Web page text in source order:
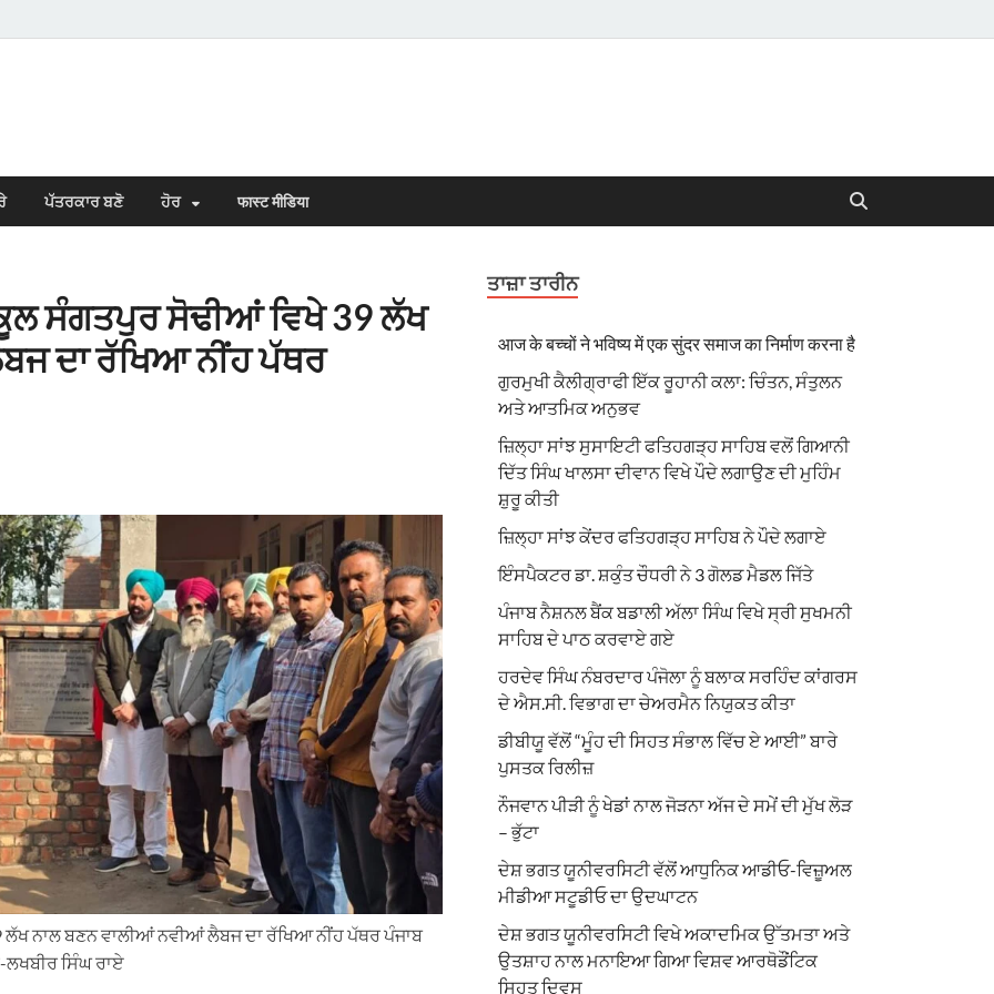
ਪੱਤਰਕਾਰ ਬਣੋ ਹੋਰ फास्ट मीडिया
ਸੰਗਤਪੁਰ ਸੋਢੀਆਂ ਵਿਖੇ 39 ਲੱਖ
ਦਾ ਰੱਖਿਆ ਨੀਂਹ ਪੱਥਰ
ਨਾਲ ਬਣਨ ਵਾਲੀਆਂ ਨਵੀਆਂ ਲੈਬਜ ਦਾ ਰੱਖਿਆ ਨੀਂਹ ਪੱਥਰ ਪੰਜਾਬ
ਸਿੰਘ ਰਾਏ
ਤਾਜ਼ਾ ਤਾਰੀਨ
आज के बच्चों ने भविष्य में एक सुंदर समाज का निर्माण करना है
ਗੁਰਮੁਖੀ ਕੈਲੀਗ੍ਰਾਫੀ ਇੱਕ ਰੂਹਾਨੀ ਕਲਾ: ਚਿੰਤਨ, ਸੰਤੁਲਨ
ਅਤੇ ਆਤਮਿਕ ਅਨੁਭਵ
ਜ਼ਿਲ੍ਹਾ ਸਾਂਝ ਸੁਸਾਇਟੀ ਫਤਿਹਗੜ੍ਹ ਸਾਹਿਬ ਵਲੋਂ ਗਿਆਨੀ
ਦਿੱਤ ਸਿੰਘ ਖਾਲਸਾ ਦੀਵਾਨ ਵਿਖੇ ਪੌਦੇ ਲਗਾਉਣ ਦੀ ਮੁਹਿੰਮ
ਸ਼ੁਰੂ ਕੀਤੀ
ਜ਼ਿਲ੍ਹਾ ਸਾਂਝ ਕੇਂਦਰ ਫਤਿਹਗੜ੍ਹ ਸਾਹਿਬ ਨੇ ਪੌਦੇ ਲਗਾਏ
ਇੰਸਪੈਕਟਰ ਡਾ. ਸ਼ਕੁੰਤ ਚੌਧਰੀ ਨੇ 3 ਗੋਲਡ ਮੈਡਲ ਜਿੱਤੇ
ਪੰਜਾਬ ਨੈਸ਼ਨਲ ਬੈਂਕ ਬਡਾਲੀ ਅੱਲਾ ਸਿੰਘ ਵਿਖੇ ਸ੍ਰੀ ਸੁਖਮਨੀ
ਸਾਹਿਬ ਦੇ ਪਾਠ ਕਰਵਾਏ ਗਏ
ਹਰਦੇਵ ਸਿੰਘ ਨੰਬਰਦਾਰ ਪੰਜੋਲਾ ਨੂੰ ਬਲਾਕ ਸਰਹਿੰਦ ਕਾਂਗਰਸ
ਦੇ ਐਸ.ਸੀ. ਵਿਭਾਗ ਦਾ ਚੇਅਰਮੈਨ ਨਿਯੁਕਤ ਕੀਤਾ
ਡੀਬੀਯੂ ਵੱਲੋਂ “ਮੂੰਹ ਦੀ ਸਿਹਤ ਸੰਭਾਲ ਵਿੱਚ ਏ ਆਈ” ਬਾਰੇ
ਪੁਸਤਕ ਰਿਲੀਜ਼
ਨੌਜਵਾਨ ਪੀੜੀ ਨੂੰ ਖੇਡਾਂ ਨਾਲ ਜੋੜਨਾ ਅੱਜ ਦੇ ਸਮੇਂ ਦੀ ਮੁੱਖ ਲੋੜ
– ਭੁੱਟਾ
ਦੇਸ਼ ਭਗਤ ਯੂਨੀਵਰਸਿਟੀ ਵੱਲੋਂ ਆਧੁਨਿਕ ਆਡੀਓ-ਵਿਜ਼ੂਅਲ
ਮੀਡੀਆ ਸਟੂਡੀਓ ਦਾ ਉਦਘਾਟਨ
ਦੇਸ਼ ਭਗਤ ਯੂਨੀਵਰਸਿਟੀ ਵਿਖੇ ਅਕਾਦਮਿਕ ਉੱਤਮਤਾ ਅਤੇ
ਉਤਸ਼ਾਹ ਨਾਲ ਮਨਾਇਆ ਗਿਆ ਵਿਸ਼ਵ ਆਰਥੋਡੌਂਟਿਕ
ਸਿਹਤ ਦਿਵਸ